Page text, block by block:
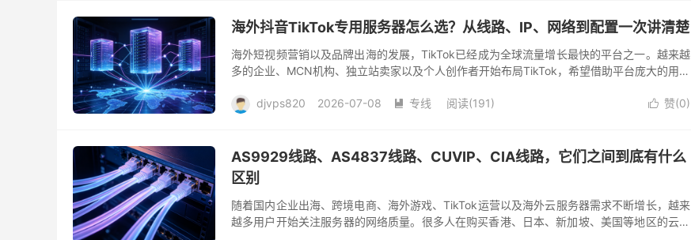
海外抖音TikTok专用服务器怎么选？从线路、IP、网络到配置一次讲清楚
海外短视频营销以及品牌出海的发展，TikTok已经成为全球流量增长最快的平台之一。越来越
多的企业、MCN机构、独立站卖家以及个人创作者开始布局TikTok，希望借助平台庞大的用户
 赞(0)
djvps820 2026-07-08  专线 阅读(191)
AS9929线路、AS4837线路、CUVIP、CIA线路，它们之间到底有什么
区别
随着国内企业出海、跨境电商、海外游戏、TikTok运营以及海外云服务器需求不断增长，越来
越多用户开始关注服务器的网络质量。很多人在购买香港、日本、新加坡、美国等地区的云服